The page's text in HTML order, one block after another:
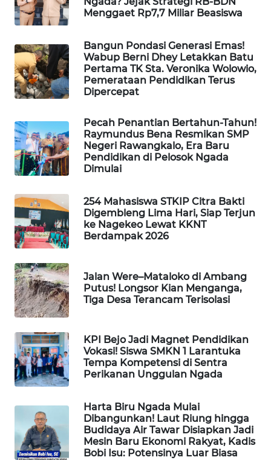
Menggaet Rp7,7 Miliar Beasiswa
Bangun Pondasi Generasi Emas!
Wabup Berni Dhey Letakkan Batu
Pertama TK Sta. Veronika Wolowio,
Pemerataan Pendidikan Terus
Dipercepat
Pecah Penantian Bertahun-Tahun!
Raymundus Bena Resmikan SMP
Negeri Rawangkalo, Era Baru
Pendidikan di Pelosok Ngada
Dimulai
254 Mahasiswa STKIP Citra Bakti
Digembleng Lima Hari, Siap Terjun
ke Nagekeo Lewat KKNT
Berdampak 2026
Jalan Were–Mataloko di Ambang
Putus! Longsor Kian Menganga,
Tiga Desa Terancam Terisolasi
KPI Bejo Jadi Magnet Pendidikan
Vokasi! Siswa SMKN 1 Larantuka
Tempa Kompetensi di Sentra
Perikanan Unggulan Ngada
Harta Biru Ngada Mulai
Dibangunkan! Laut Riung hingga
Budidaya Air Tawar Disiapkan Jadi
Mesin Baru Ekonomi Rakyat, Kadis
Bobi Isu: Potensinya Luar Biasa
NEWS
NEWS
SIBARAGAS
NEWS
METRO
SIANTAR
NEWS
MEDAN
NEWS
METRO
NEWS
KRT
NEWS
KARING
NEWS
JURNAL
HUMBANG
NEWS